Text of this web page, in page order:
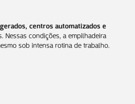
centros automatizados e
Nessas condições, a empilhadeira
sob intensa rotina de trabalho.